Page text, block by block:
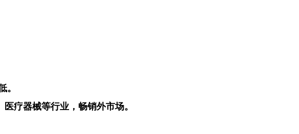
。
疗器械等行业，畅销外市场。